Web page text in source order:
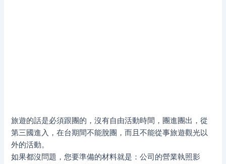
旅遊的話是必須跟團的，沒有自由活動時間，團進團出，從
第三國進入，在台期間不能脫團，而且不能從事旅遊觀光以
外的活動。
如果都沒問題，您要準備的材料就是：公司的營業執照影